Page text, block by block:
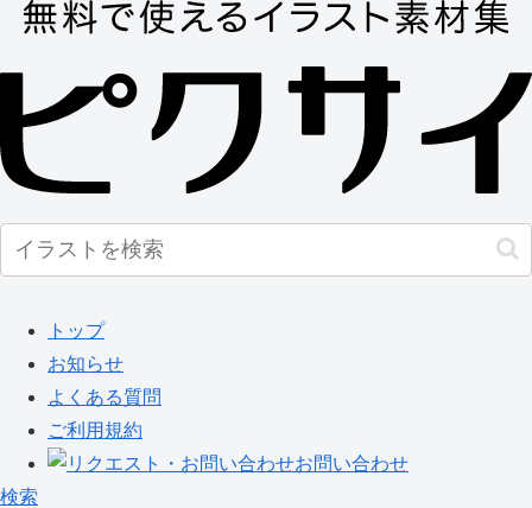
トップ
お知らせ
よくある質問
ご利用規約
お問い合わせ
検索